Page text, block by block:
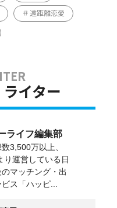
遠距離恋愛
イター
ライフ編集部
3,500万以上、
り運営している日
マッチング・出
ス「ハッピ...